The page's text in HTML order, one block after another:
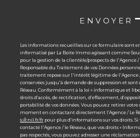
ENVOYER
Les informations recueillies sur ce formulaire sont
informatisé par La Boite Immo agissant comme
pour la gestion de la clientèle/prospects de l'Agence
Responsable du Traitement de vos Données
traitement repose sur l'intérêt légitime de l'Agence /
conservées jusqu'à demande de suppression et sont
Réseau. Conformément à la loi « informatique et
droits d’accès, de rectification, d’effacement,
portabilité de vos données. Vous pouvez retirer
moment en contactant directement l’Agence / Le
s://cnil.fr/fr pour plus d’informations sur vos droits.
contacté l'Agence / le Réseau, que vos droits «
pas respectés, vous pouvez adresser une réclamation